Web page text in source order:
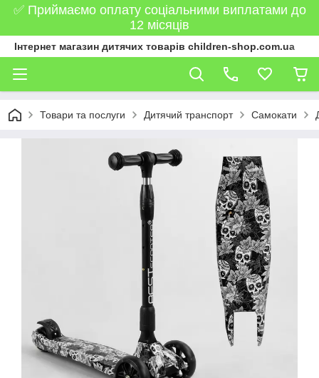
✅ Приймаємо оплату соціальними виплатами до
12 місяців
Інтернет магазин дитячих товарів children-shop.com.ua
Товари та послуги Дитячий транспорт Самокати